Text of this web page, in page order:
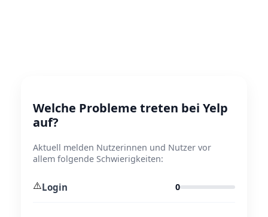
Welche Probleme treten bei Yelp
auf?
Aktuell melden Nutzerinnen und Nutzer vor
allem folgende Schwierigkeiten:
⚠️Login 0